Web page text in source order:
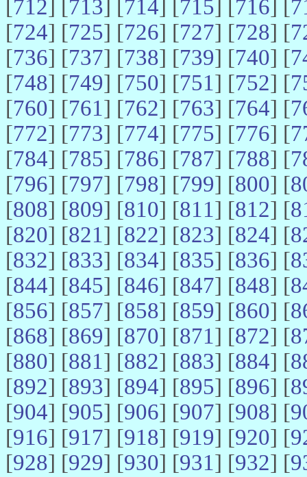
[712] [713] [714] [715] [716] [
[724] [725] [726] [727] [728] [
[736] [737] [738] [739] [740] [
[748] [749] [750] [751] [752] [
[760] [761] [762] [763] [764] [
[772] [773] [774] [775] [776] [
[784] [785] [786] [787] [788] [
[796] [797] [798] [799] [800] [
[808] [809] [810] [811] [812] [
[820] [821] [822] [823] [824] [
[832] [833] [834] [835] [836] [
[844] [845] [846] [847] [848] [
[856] [857] [858] [859] [860] [
[868] [869] [870] [871] [872] [
[880] [881] [882] [883] [884] [
[892] [893] [894] [895] [896] [
[904] [905] [906] [907] [908] [
[916] [917] [918] [919] [920] [
[928] [929] [930] [931] [932] [